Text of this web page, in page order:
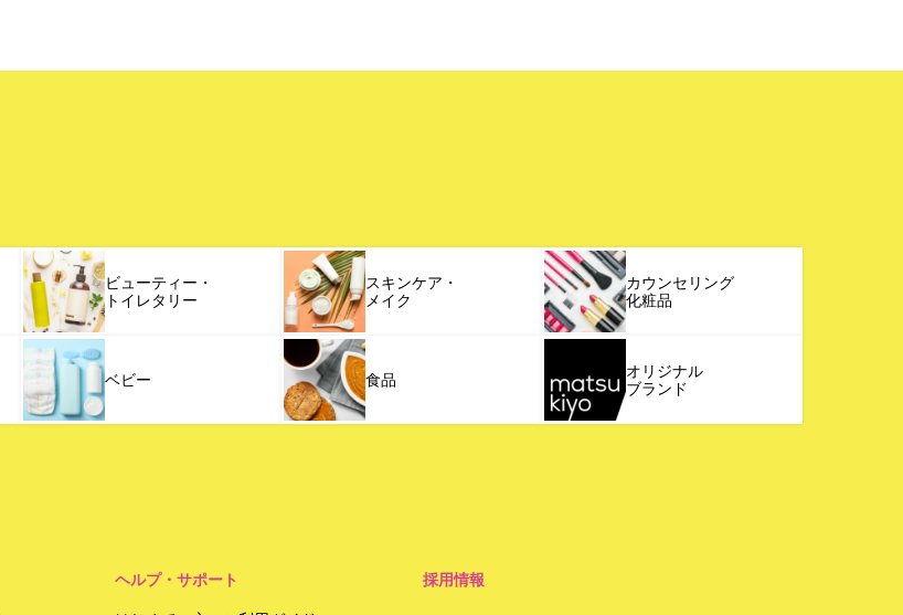
ビューティー・
トイレタリー
スキンケア・
メイク
カウンセリング
化粧品
ベビー 食品
オリジナル
ブランド
ヘルプ・サポート 採用情報